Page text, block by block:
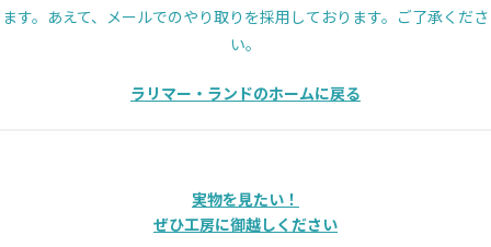
ます。あえて、メールでのやり取りを採用しております。ご了承くださ
い。
ラリマー・ランドのホームに戻る
実物を見たい！
ぜひ工房に御越しください